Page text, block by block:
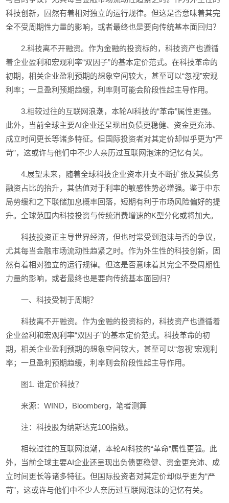
科技创新，固然有着相对独立的运行规律。但这是否意味着其完
全不受周期性力量的影响，或者最终也是要向传统基本面回归？
2.科技离不开融资。作为金融的投资标的，科技资产也遵循
着企业盈利和宏观利率“双因子”的基本定价范式。在科技革命的
初期，相关企业盈利预期的想象空间较大，甚至可以“忽视”宏观
利率；一旦盈利预期趋缓，利率则可能会阶段性起主导作用。
3.相较过往的互联网浪潮，本轮AI科技的“革命”属性更强。
此外，当前全球主要AI企业还呈现出负债更稳健、资金更充沛、
成立时间更长等诸多特征。但国际投资者对其定价却似乎更为“严
苛”，这或许与他们中不少人亲历过互联网泡沫的记忆有关。
4.展望未来，随着全球科技企业资本开支不断扩张及其债务
融资占比的抬升，其估值对于利率的敏感性势必增强。鉴于中东
局势缓和之下联储加息概率回落，短期有利于市场风险偏好的提
升。全球范围内科技投资与传统消费增速的K型分化或将加大。
科技投资正主导世界经济，但也时常受到泡沫与否的争议，
尤其每当金融市场流动性趋紧之时。作为外生性的科技创新，固
然有着相对独立的运行规律。但这是否意味着其完全不受周期性
力量的影响，或者最终也是要向传统基本面回归？
一、科技受制于周期？
科技离不开融资。作为金融的投资标的，科技资产也遵循着
企业盈利和宏观利率“双因子”的基本定价范式。科技革命的初
期，相关企业盈利预期的想象空间较大，甚至可以“忽视”宏观利
率；一旦盈利预期趋缓，利率则会阶段性起主导作用。
图1. 谁定价科技？
来源：WIND，Bloomberg，笔者测算
注：科技股为纳斯达克100指数。
相较过往的互联网浪潮，本轮AI科技的“革命”属性更强。此
外，当前全球主要AI企业还呈现出负债更稳健、资金更充沛、成
立时间更长等诸多特征。但国际投资者对其定价却似乎更为“严
苛”，这或许与他们中不少人亲历过互联网泡沫的记忆有关。